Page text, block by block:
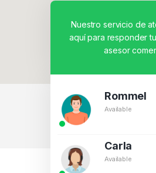
Nuestro servicio de
aquí para responder
asesor
Rommel
Available
Carla
Available